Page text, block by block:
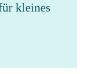
kleines